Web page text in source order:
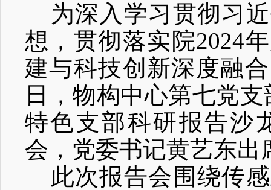
为深入学习贯彻习
想，贯彻落实院2024
建与科技创新深度融
日，物构中心第七党
特色支部科研报告沙
会 ， 党委书记黄艺东出
此次报告会围绕传